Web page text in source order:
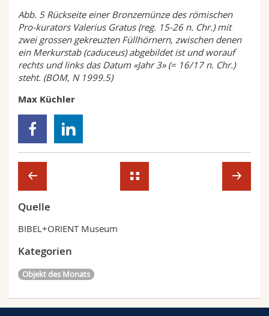
Abb. 5 Rückseite einer Bronzemünze des römischen
Pro-kurators Valerius Gratus (reg. 15-26 n. Chr.) mit
zwei grossen gekreuzten Füllhörnern, zwischen denen
ein Merkurstab (caduceus) abgebildet ist und worauf
rechts und links das Datum «Jahr 3» (= 16/17 n. Chr.)
steht. (BOM, N 1999.5)
Max Küchler
Quelle
BIBEL+ORIENT Museum
Kategorien
Objekt des Monats